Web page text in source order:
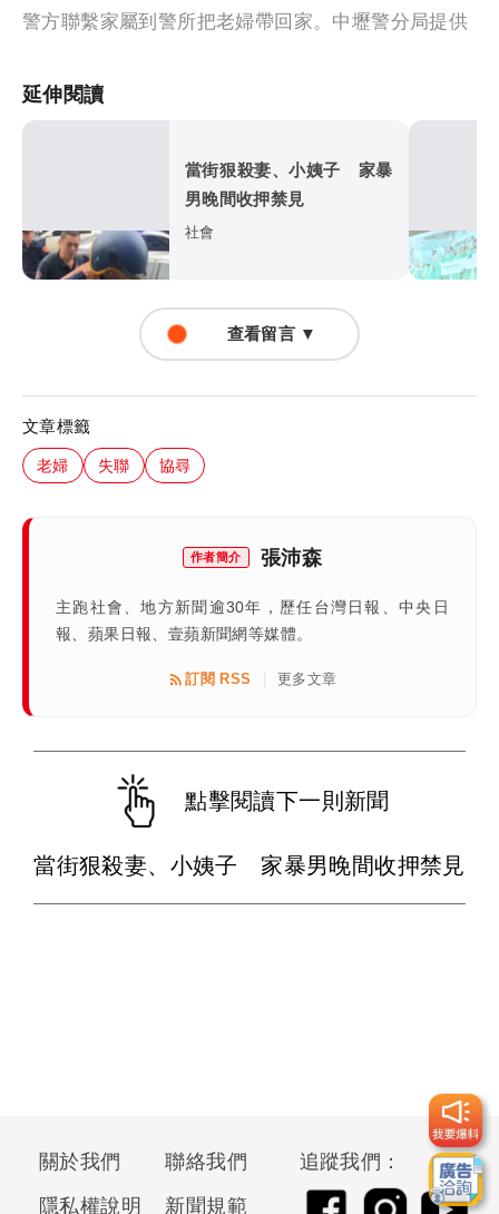
警方聯繫家屬到警所把老婦帶回家。中壢警分局提供
延伸閱讀
當街狠殺妻、小姨子 家暴
男晚間收押禁見
社會
查看留言 ▼
文章標籤
老婦 失聯 協尋
作者簡介 張沛森
主跑社會、地方新聞逾30年，歷任台灣日報、中央日
報、蘋果日報、壹蘋新聞網等媒體。
訂閱 RSS 更多文章
點擊閱讀下一則新聞
當街狠殺妻、小姨子 家暴男晚間收押禁見
關於我們
聯絡我們
隱私權說明
新聞規範
追蹤我們：